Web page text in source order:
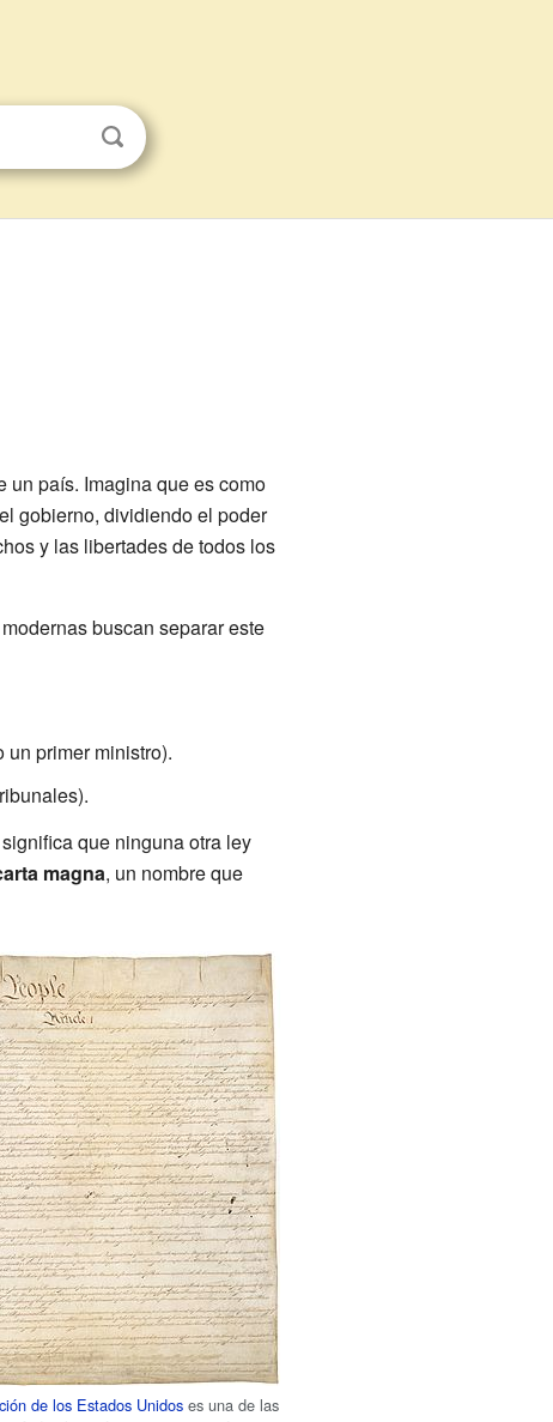
un país. Imagina que es como
gobierno, dividiendo el poder
y las libertades de todos los
buscan separar este
primer ministro).
que ninguna otra ley
magna, un nombre que
de los Estados Unidos es una de las